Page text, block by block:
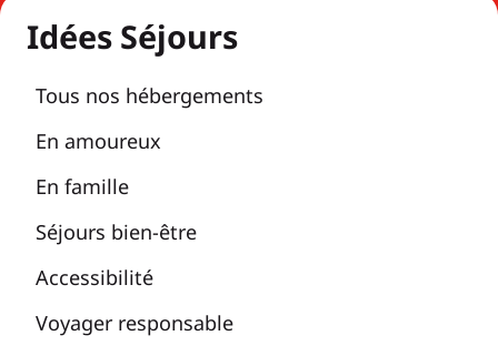
Idées Séjours
Tous nos hébergements
En amoureux
En famille
Séjours bien-être
Accessibilité
Voyager responsable